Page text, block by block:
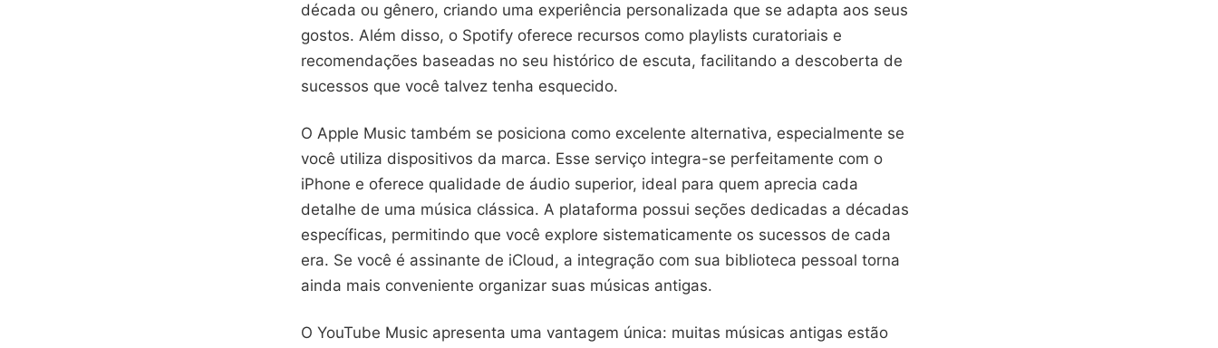
década ou gênero, criando uma experiência personalizada que se adapta aos seus
gostos. Além disso, o Spotify oferece recursos como playlists curatoriais e
recomendações baseadas no seu histórico de escuta, facilitando a descoberta de
sucessos que você talvez tenha esquecido.
O Apple Music também se posiciona como excelente alternativa, especialmente se
você utiliza dispositivos da marca. Esse serviço integra-se perfeitamente com o
iPhone e oferece qualidade de áudio superior, ideal para quem aprecia cada
detalhe de uma música clássica. A plataforma possui seções dedicadas a décadas
específicas, permitindo que você explore sistematicamente os sucessos de cada
era. Se você é assinante de iCloud, a integração com sua biblioteca pessoal torna
ainda mais conveniente organizar suas músicas antigas.
O YouTube Music apresenta uma vantagem única: muitas músicas antigas estão